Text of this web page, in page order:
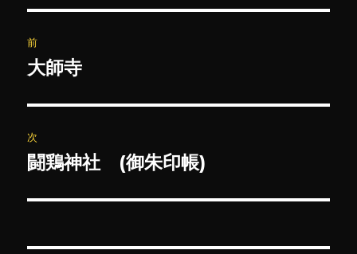
稿
ビ
ゲ
ー
前
前
投
稿:
大師寺
次
次
投
闘鶏神社 (御朱印帳)